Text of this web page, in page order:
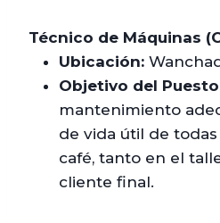
Técnico de Máquinas
Ubicación:
Objetivo del
mantenimiento
de vida útil de
café, tanto en el
cliente final.